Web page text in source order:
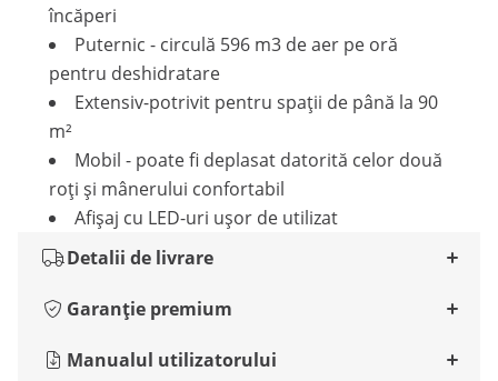
încăperi
Puternic - circulă 596 m3 de aer pe oră
pentru deshidratare
Extensiv-potrivit pentru spații de până la 90
m²
Mobil - poate fi deplasat datorită celor două
roți și mânerului confortabil
Afișaj cu LED-uri ușor de utilizat
Detalii de livrare
Garanție premium
Manualul utilizatorului